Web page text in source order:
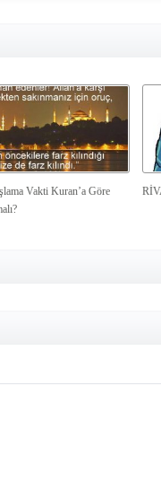
Vakti Kuran’a Göre